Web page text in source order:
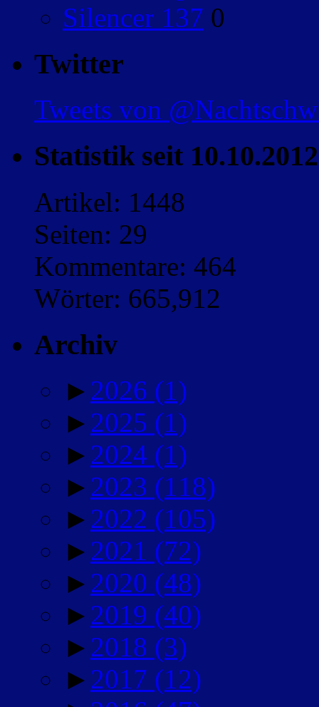
Silencer 137 0
Twitter
Tweets von
Statistik seit 10.10.2012
Artikel: 1448
Seiten: 29
Kommentare: 464
Wörter: 665,912
Archiv
► 2026 (1)
► 2025 (1)
► 2024 (1)
► 2023 (118)
► 2022 (105)
► 2021 (72)
► 2020 (48)
► 2019 (40)
► 2018 (3)
► 2017 (12)